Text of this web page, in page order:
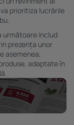
prioritiza lucrările
următoare includ
prezența unor
asemenea,
adaptate în